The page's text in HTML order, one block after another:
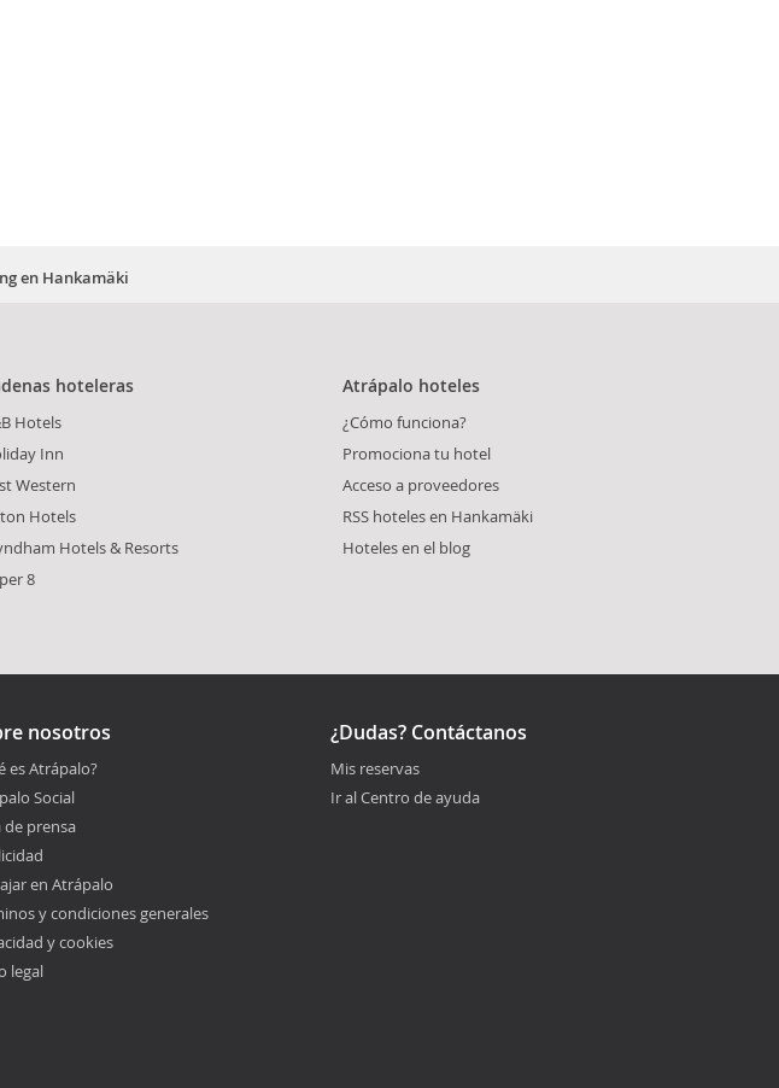
en Hankamäki
hoteleras
Hotels
Inn
Western
Hotels
Hotels & Resorts
8
Atrápalo hoteles
¿Cómo funciona?
Promociona tu hotel
Acceso a proveedores
RSS hoteles en Hankamäki
Hoteles en el blog
nosotros
es Atrápalo?
Social
de prensa
en Atrápalo
y condiciones generales
y cookies
legal
¿Dudas? Contáctanos
Mis reservas
Ir al Centro de ayuda